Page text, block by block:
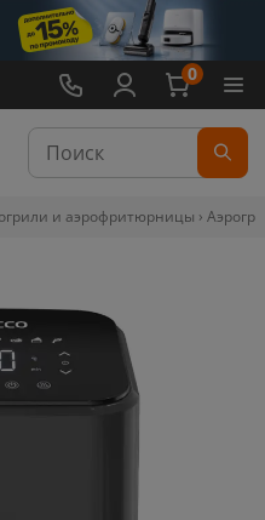
0
и аэрофритюрницы